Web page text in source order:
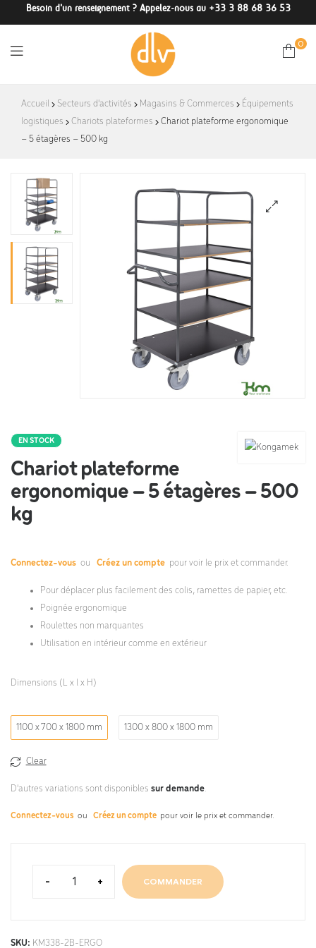
Besoin d'un renseignement ? Appelez-nous au +33 3 88 68 36 53
DLV-
France
0
Accueil Secteurs d'activités Magasins & Commerces
Équipements
logistiques
Chariots plateformes
Chariot plateforme ergonomique
– 5 étagères – 500 kg
EN STOCK
Chariot plateforme
ergonomique – 5 étagères – 500
kg
Connectez-vous ou Créez un compte pour voir le prix et commander.
Pour déplacer plus facilement des colis, ramettes de papier, etc.
Poignée ergonomique
Roulettes non marquantes
Utilisation en intérieur comme en extérieur
Dimensions (L x l x H)
1100 x 700 x 1800 mm 1300 x 800 x 1800 mm
Clear
D'autres variations sont disponibles sur demande.
Connectez-vous ou Créez un compte pour voir le prix et commander.
- + COMMANDER
SKU: KM338-2B-ERGO